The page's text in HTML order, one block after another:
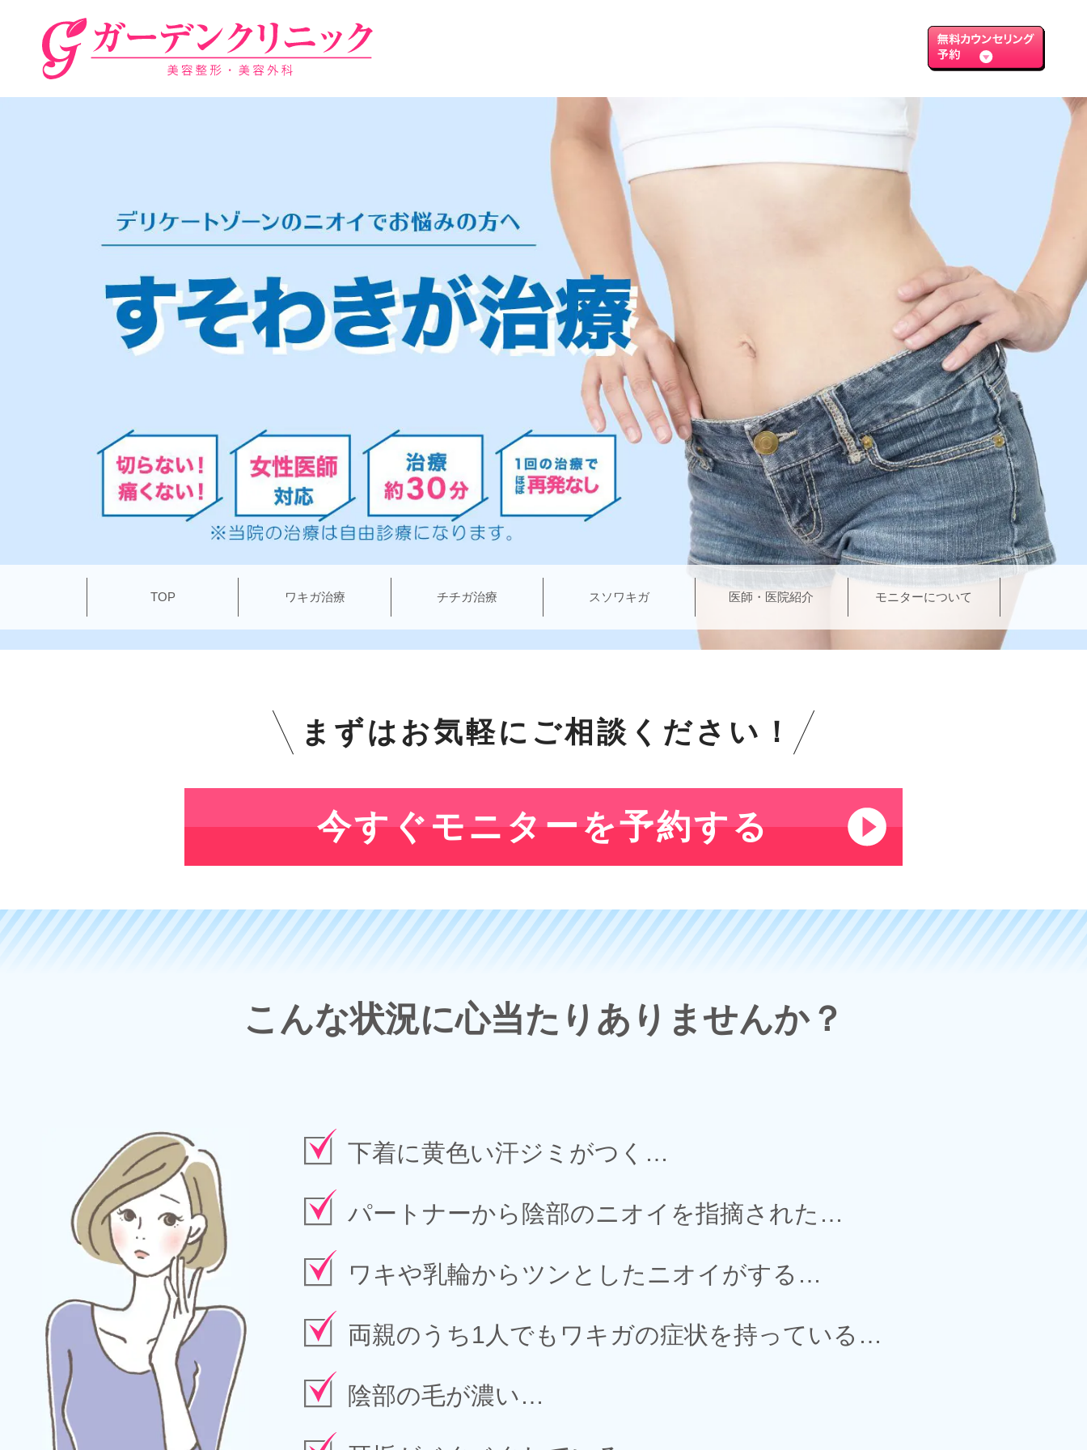
TOP ワキガ治療 チチガ治療 スソワキガ 医師・医院紹介 モニターについて
まずはお気軽にご相談ください！
今すぐモニターを予約する
こんな状況に心当たりありませんか？
下着に黄色い汗ジミがつく…
パートナーから陰部のニオイを指摘された…
ワキや乳輪からツンとしたニオイがする…
両親のうち1人でもワキガの症状を持っている…
陰部の毛が濃い…